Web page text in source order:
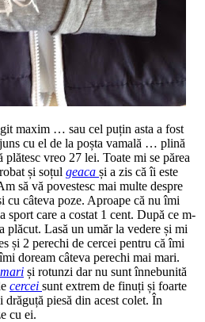
maxim … sau cel puțin asta a fost
cu el de la poșta vamală … plină
vreo 27 lei. Toate mi se părea
și soțul geaca și a zis că îi este
să vă povestesc mai multe despre
cu câteva poze. Aproape că nu îmi
sport care a costat 1 cent. După ce m-
plăcut. Lasă un umăr la vedere și mi
și 2 perechi de cercei pentru că îmi
doream câteva perechi mai mari.
și rotunzi dar nu sunt înnebunită
cercei sunt extrem de finuți și foarte
drăguță piesă din acest colet. În
cu ei.